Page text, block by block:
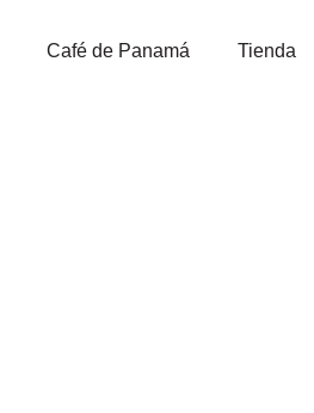
Café de Panamá Tienda